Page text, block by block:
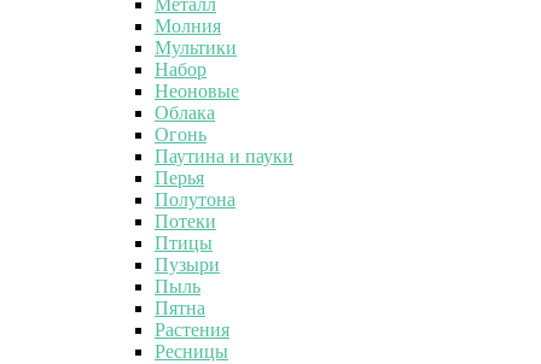
Металл
Молния
Мультики
Набор
Неоновые
Облака
Огонь
Паутина и пауки
Перья
Полутона
Потеки
Птицы
Пузыри
Пыль
Пятна
Растения
Ресницы